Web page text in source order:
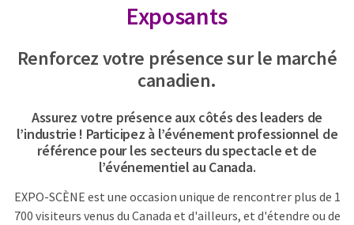
Exposants
Renforcez votre présence sur le marché
canadien.
Assurez votre présence aux côtés des leaders de
l’industrie ! Participez à l’événement professionnel de
référence pour les secteurs du spectacle et de
l’événementiel au Canada.
EXPO-SCÈNE est une occasion unique de rencontrer plus de 1
700 visiteurs venus du Canada et d'ailleurs, et d'étendre ou de